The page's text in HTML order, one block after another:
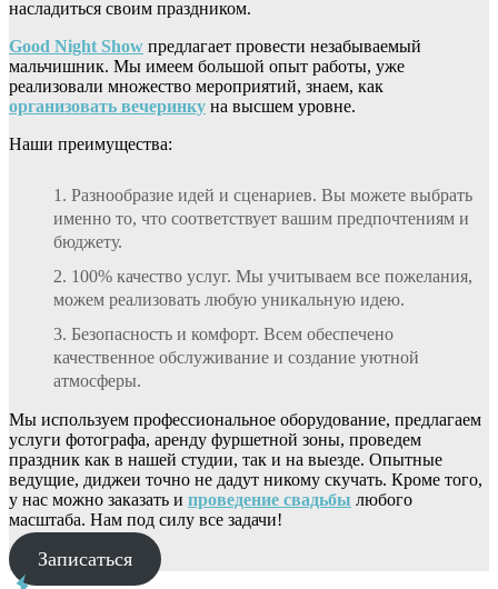
насладиться своим праздником.
Good Night Show предлагает провести незабываемый
мальчишник. Мы имеем большой опыт работы, уже
реализовали множество мероприятий, знаем, как
организовать вечеринку на высшем уровне.
Наши преимущества:
Разнообразие идей и сценариев. Вы можете выбрать
именно то, что соответствует вашим предпочтениям и
бюджету.
100% качество услуг. Мы учитываем все пожелания,
можем реализовать любую уникальную идею.
Безопасность и комфорт. Всем обеспечено
качественное обслуживание и создание уютной
атмосферы.
Мы используем профессиональное оборудование, предлагаем
услуги фотографа, аренду фуршетной зоны, проведем
праздник как в нашей студии, так и на выезде. Опытные
ведущие, диджеи точно не дадут никому скучать. Кроме того,
у нас можно заказать и проведение свадьбы любого
масштаба. Нам под силу все задачи!
Записаться